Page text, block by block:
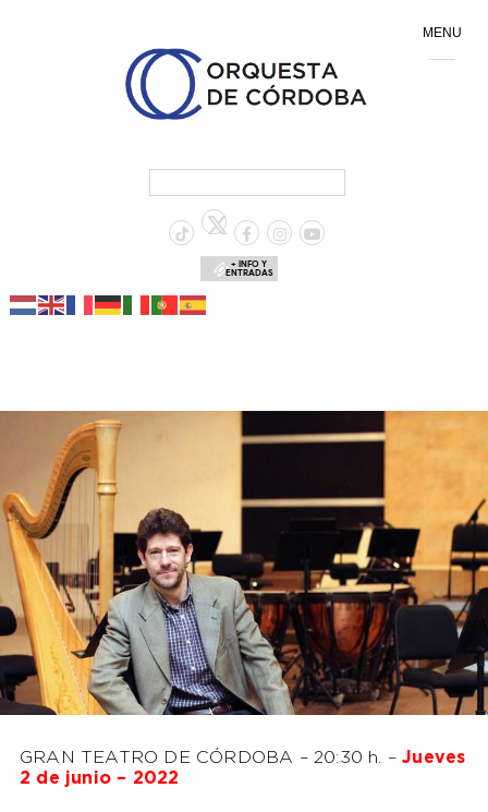
+ INFO Y
ENTRADAS
GRAN TEATRO DE CÓRDOBA – 20:30 h. –Jueves
2 de junio – 2022
MENU